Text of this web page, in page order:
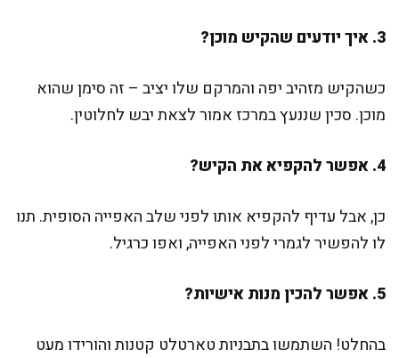
3. איך יודעים שהקיש מוכן?
כשהקיש מזהיב יפה והמרקם שלו יציב – זה סימן שהוא
מוכן. סכין שננעץ במרכז אמור לצאת יבש לחלוטין.
4. אפשר להקפיא את הקיש?
כן, אבל עדיף להקפיא אותו לפני שלב האפייה הסופית. תנו
לו להפשיר לגמרי לפני האפייה, ואפו כרגיל.
5. אפשר להכין מנות אישיות?
בהחלט! השתמשו בתבניות טארטלט קטנות והורידו מעט